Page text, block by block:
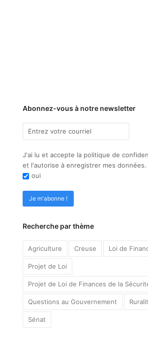
Abonnez-vous à notre newsletter
J'ai lu et accepte la politique de
et l'autorise à enregistrer mes données.
oui
Recherche par thème
Agriculture Creuse Loi de
Projet de Loi
Projet de Loi de Finances de la
Questions au Gouvernement
Sénat